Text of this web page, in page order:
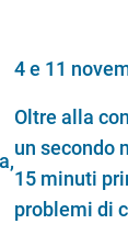
4 e 11
Oltre alla
un secondo
15 minuti
problemi di